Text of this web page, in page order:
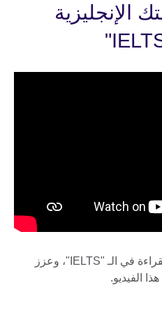
الإنجليزية
تعرف أكثر على صيغة اختبار القراءة في الـ "IELTS"، وعزز
الفيديو.